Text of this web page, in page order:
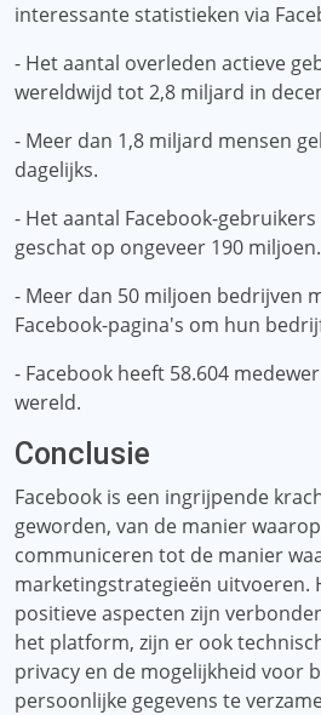
interessante statistieken via
- Het aantal overleden actieve
wereldwijd tot 2,8 miljard in
- Meer dan 1,8 miljard mensen
dagelijks.
- Het aantal Facebook-
geschat op ongeveer 190 miljoen.
- Meer dan 50 miljoen bedrijven
Facebook-pagina's om hun
- Facebook heeft 58.604
wereld.
Conclusie
Facebook is een ingrijpende
geworden, van de manier
communiceren tot de manier
marketingstrategieën uitvoeren.
positieve aspecten zijn
het platform, zijn er ook
privacy en de mogelijkheid voor
persoonlijke gegevens te